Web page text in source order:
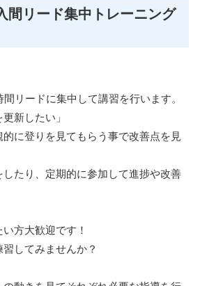
間リード集中トレーニング
リードに集中して講習を行います。
新したい」
的に登りを見てもらう事で改善点を見
したり、定期的に参加して進捗や改善
方大歓迎です！
してみませんか？